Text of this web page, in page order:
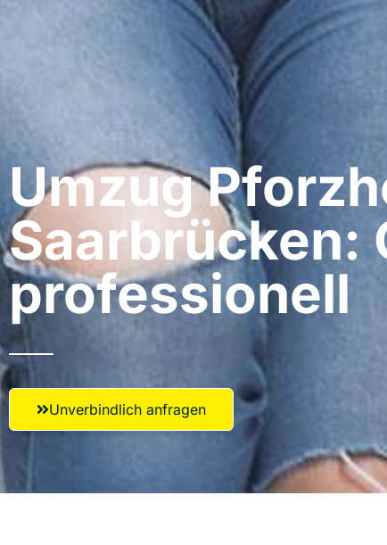
Umzug
Saarbrücken:
professionell​
Unverbindlich anfragen